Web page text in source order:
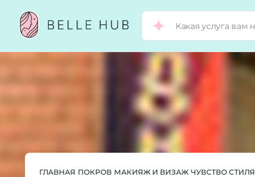
ГЛАВНАЯ ПОКРОВ МАКИЯЖ И ВИЗАЖ ЧУВСТВО СТИЛЯ